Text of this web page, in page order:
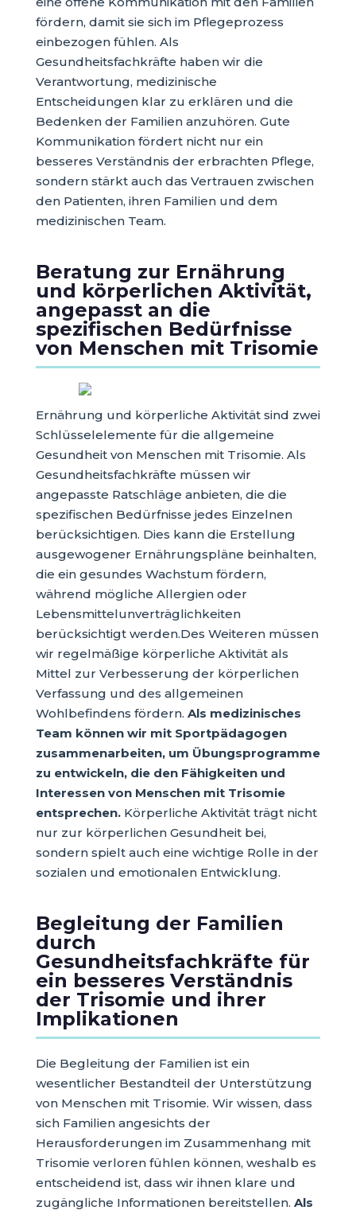
fördern, damit sie sich im Pflegeprozess
einbezogen fühlen. Als
Gesundheitsfachkräfte haben wir die
Verantwortung, medizinische
Entscheidungen klar zu erklären und die
Bedenken der Familien anzuhören. Gute
Kommunikation fördert nicht nur ein
besseres Verständnis der erbrachten Pflege,
sondern stärkt auch das Vertrauen zwischen
den Patienten, ihren Familien und dem
medizinischen Team.
Beratung zur Ernährung
und körperlichen Aktivität,
angepasst an die
spezifischen Bedürfnisse
von Menschen mit Trisomie
Ernährung und körperliche Aktivität sind zwei
Schlüsselelemente für die allgemeine
Gesundheit von Menschen mit Trisomie. Als
Gesundheitsfachkräfte müssen wir
angepasste Ratschläge anbieten, die die
spezifischen Bedürfnisse jedes Einzelnen
berücksichtigen. Dies kann die Erstellung
ausgewogener Ernährungspläne beinhalten,
die ein gesundes Wachstum fördern,
während mögliche Allergien oder
Lebensmittelunverträglichkeiten
berücksichtigt werden.Des Weiteren müssen
wir regelmäßige körperliche Aktivität als
Mittel zur Verbesserung der körperlichen
Verfassung und des allgemeinen
Wohlbefindens fördern. Als medizinisches
Team können wir mit Sportpädagogen
zusammenarbeiten, um Übungsprogramme
zu entwickeln, die den Fähigkeiten und
Interessen von Menschen mit Trisomie
entsprechen.Körperliche Aktivität trägt nicht
nur zur körperlichen Gesundheit bei,
sondern spielt auch eine wichtige Rolle in der
sozialen und emotionalen Entwicklung.
Begleitung der Familien
durch
Gesundheitsfachkräfte für
ein besseres Verständnis
der Trisomie und ihrer
Implikationen
Die Begleitung der Familien ist ein
wesentlicher Bestandteil der Unterstützung
von Menschen mit Trisomie. Wir wissen, dass
sich Familien angesichts der
Herausforderungen im Zusammenhang mit
Trisomie verloren fühlen können, weshalb es
entscheidend ist, dass wir ihnen klare und
zugängliche Informationen bereitstellen. Als